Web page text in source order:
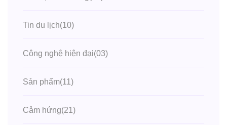
Tin du lịch(10)
Công nghệ hiện đại(03)
Sản phẩm(11)
Cảm hứng(21)